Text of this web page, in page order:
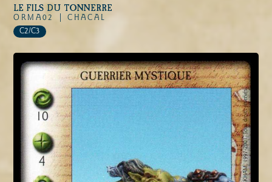
LE FILS DU TONNERRE
ORMA02 |
CHACAL
C2/C3